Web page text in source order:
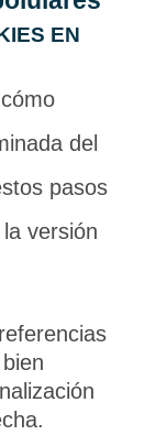
EN
del
pasos
versión